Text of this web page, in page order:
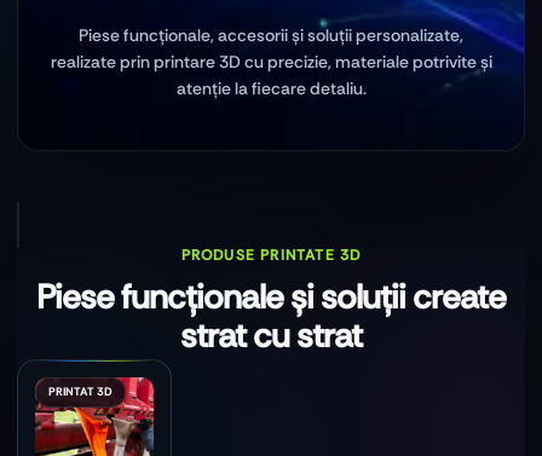
Piese funcționale, accesorii și soluții personalizate,
realizate prin printare 3D cu precizie, materiale potrivite și
atenție la fiecare detaliu.